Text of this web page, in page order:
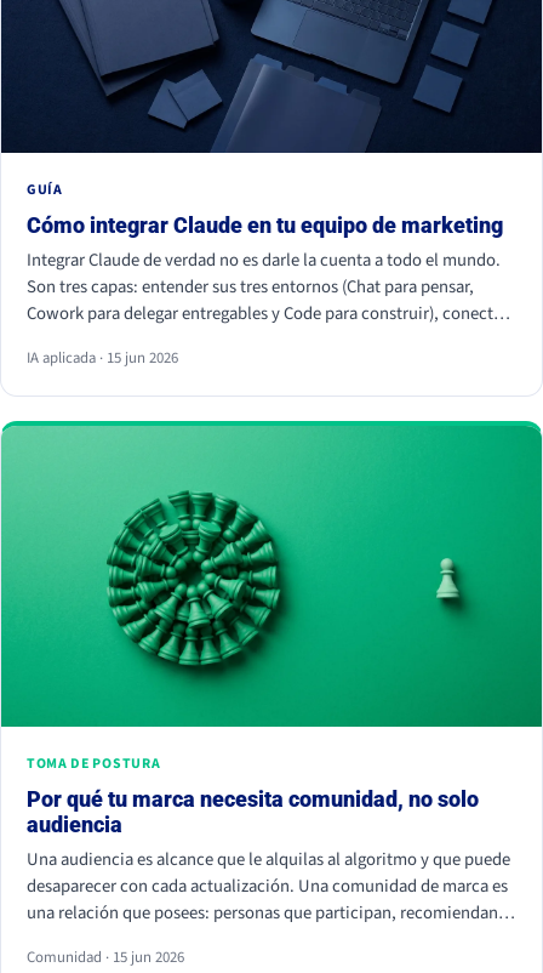
GUÍA
Cómo integrar Claude en tu equipo de marketing
Integrar Claude de verdad no es darle la cuenta a todo el mundo.
Son tres capas: entender sus tres entornos (Chat para pensar,
Cowork para delegar entregables y Code para construir), conectar
para que trabaje con tus datos, y crear Skills que conviertan
vuestra forma de trabajar en algo repetible. La magia no está en el
chat, está en los conectores y los Skills.
IA aplicada · 15 jun 2026
TOMA DE POSTURA
Por qué tu marca necesita comunidad, no solo
audiencia
Una audiencia es alcance que le alquilas al algoritmo y que puede
desaparecer con cada actualización. Una comunidad de marca es
una relación que posees: personas que participan, recomiendan y
comunidad sostiene el negocio cuando el alcance pagado falla.
Comunidad · 15 jun 2026